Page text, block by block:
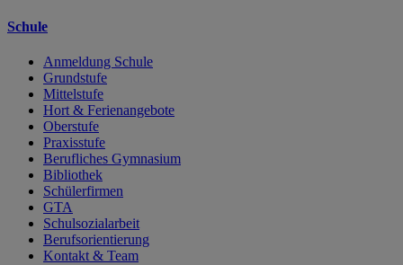
Schule
Anmeldung Schule
Grundstufe
Mittelstufe
Hort & Ferienangebote
Oberstufe
Praxisstufe
Berufliches Gymnasium
Bibliothek
Schülerfirmen
GTA
Schulsozialarbeit
Berufsorientierung
Kontakt & Team